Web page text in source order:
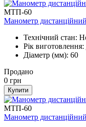
МТП-60
Манометр
Технічний стан:
Рік виготовлення:
Діаметр (мм): 60
Продано
0 грн
Купити
МТП-60
Манометр